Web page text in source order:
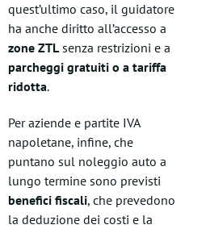
quest’ultimo caso, il guidatore
ha anche diritto all’accesso a
zone ZTL senza restrizioni e a
parcheggi gratuiti o a tariffa
ridotta.
Per aziende e partite IVA
napoletane, infine, che
puntano sul noleggio auto a
lungo termine sono previsti
benefici fiscali, che prevedono
la deduzione dei costi e la